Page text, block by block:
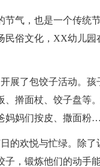
气，也是一个传统
民俗文化，XX幼儿
展了包饺子活动。
擀面杖、饺子盘等
妈妈们按皮、撒面粉
的欢悦与忙绿。除
子，锻炼他们的动手